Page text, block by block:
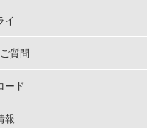
イ
質問
ード
報